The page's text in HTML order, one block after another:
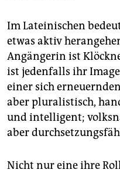
Im Lateinischen
etwas aktiv
Angängerin ist
ist jedenfalls ihr
einer sich
aber pluralistisch,
und intelligent;
aber
Nicht nur eine ihre